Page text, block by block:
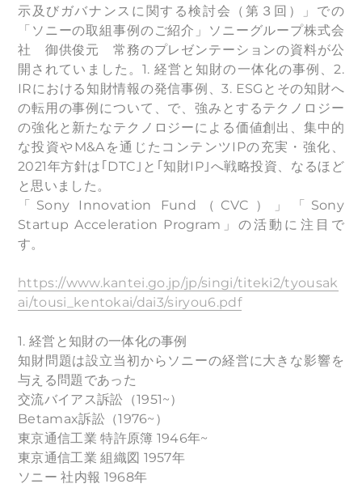
示及びガバナンスに関する検討会（第３回）」での
「ソニーの取組事例のご紹介」ソニーグループ株式会
社 御供俊元 常務のプレゼンテーションの資料が公
開されていました。1. 経営と知財の一体化の事例、2.
IRにおける知財情報の発信事例、3. ESGとその知財へ
の転用の事例について、で、強みとするテクノロジー
の強化と新たなテクノロジーによる価値創出、集中的
な投資やM&Aを通じたコンテンツIPの充実・強化、
2021年方針は｢DTC｣と｢知財IP｣へ戦略投資、なるほど
と思いました。
「Sony Innovation Fund（CVC）」「Sony
Startup Acceleration Program」の活動に注目で
す。
https://www.kantei.go.jp/jp/singi/titeki2/tyousak
ai/tousi_kentokai/dai3/siryou6.pdf
1. 経営と知財の一体化の事例
知財問題は設立当初からソニーの経営に大きな影響を
与える問題であった
交流バイアス訴訟（1951~）
Betamax訴訟（1976~）
東京通信工業 特許原簿 1946年~
東京通信工業 組織図 1957年
ソニー 社内報 1968年